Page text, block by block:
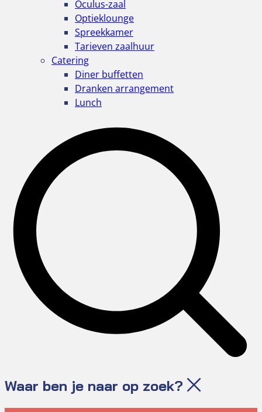
Oculus-zaal
Optieklounge
Spreekkamer
Tarieven zaalhuur
Catering
Diner buffetten
Dranken arrangement
Lunch
Waar ben je naar op zoek?